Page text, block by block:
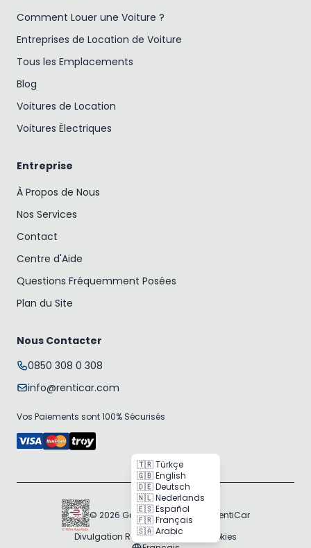
Comment Louer une Voiture ?
Entreprises de Location de Voiture
Tous les Emplacements
Blog
Voitures de Location
Voitures Électriques
Entreprise
À Propos de Nous
Nos Services
Contact
Centre d'Aide
Questions Fréquemment Posées
Plan du Site
Nous Contacter
0850 308 0 308
info@renticar.com
Vos Paiements sont 100% Sécurisés
© 2026 Gogocar Bilişim A.Ş. | RentiCar
Divulgation RGPDPolitique des Cookies
🇹🇷 Türkçe
🇬🇧 English
🇩🇪 Deutsch
🇳🇱 Nederlands
🇪🇸 Español
🇫🇷 Français
🇸🇦 Arabic